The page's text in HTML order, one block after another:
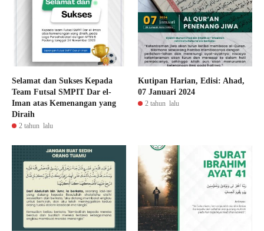
Selamat dan Sukses Kepada
Team Futsal SMPIT Dar el-
Iman atas Kemenangan yang
Diraih
2 tahun lalu
Kutipan Harian, Edisi: Ahad,
07 Januari 2024
2 tahun lalu